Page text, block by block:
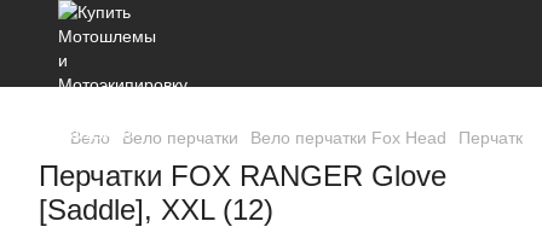
Вело Вело перчатки Вело перчатки Fox Head Перчатки
Перчатки FOX RANGER Glove
[Saddle], XXL (12)